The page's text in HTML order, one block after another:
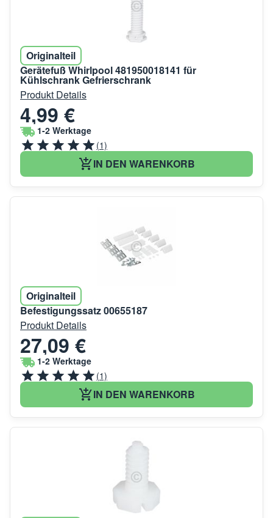
Originalteil
Gerätefuß Whirlpool 481950018141 für
Kühlschrank Gefrierschrank
Produkt Details
4,99 €
1-2 Werktage
(1)
IN DEN WARENKORB
Originalteil
Befestigungssatz 00655187
Produkt Details
27,09 €
1-2 Werktage
(1)
IN DEN WARENKORB